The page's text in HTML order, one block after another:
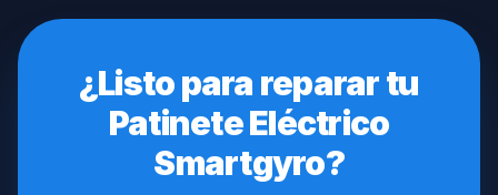
¿Listo para reparar tu
Patinete Eléctrico
Smartgyro?